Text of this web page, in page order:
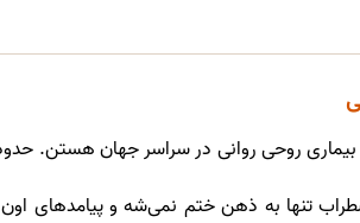
تنها به ذهن ختم نمی‌شه و